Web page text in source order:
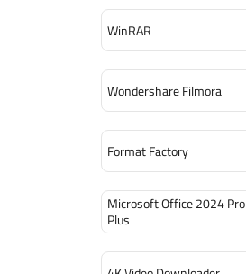
WinRAR
Wondershare Filmora
Format Factory
Microsoft Office 2024 Pro
Plus